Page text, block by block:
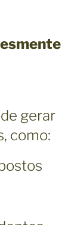
gerar
como: